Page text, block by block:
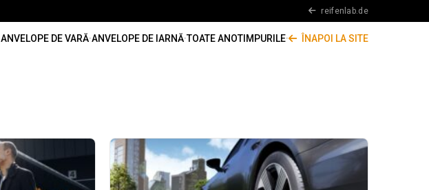
reifenlab.de
ANVELOPE DE VARĂ·ANVELOPE DE IARNĂ·TOATE ANOTIMPURILE· ÎNAPOI LA SITE